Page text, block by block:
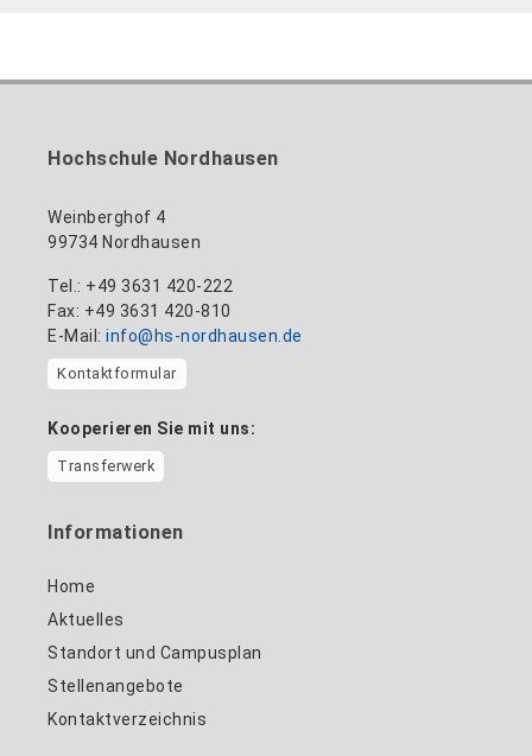
Hochschule Nordhausen
Weinberghof 4
99734 Nordhausen
Tel.: +49 3631 420-222
Fax: +49 3631 420-810
E-Mail: info@hs-nordhausen.de
Kontaktformular
Kooperieren Sie mit uns:
Transferwerk
Informationen
Home
Aktuelles
Standort und Campusplan
Stellenangebote
Kontaktverzeichnis